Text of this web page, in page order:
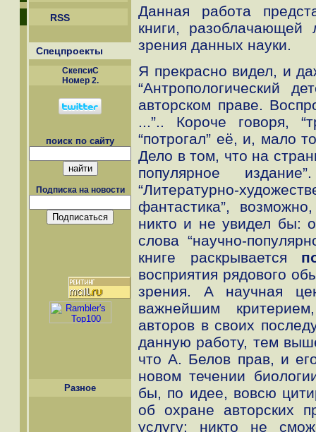
RSS
Спецпроекты
СкепсиС
Номер 2.
поиск по сайту
Подписка на новости
Разное
Данная работа
книги,
зрения данных науки.
Я прекрасно видел, и
“Антропологический
авторском праве.
...”.. Короче говоря,
“потрогал” её, и, мало
Дело в том, что на
популярное
“Литературно-
фантастика”,
никто и не увидел бы:
слова “научно-
книге раскрывается
восприятия рядового
зрения. А научная
важнейшим
авторов в своих
данную работу, тем
что А. Белов прав, и
новом течении
бы, по идее, вовсю
об охране авторских
услугу: никто не